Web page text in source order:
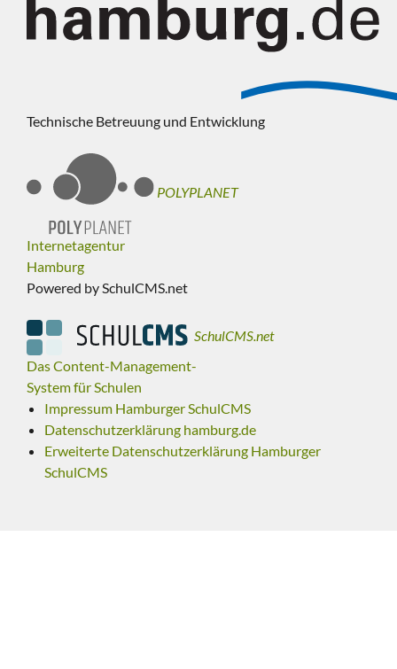
Technische Betreuung und Entwicklung
POLYPLANET
Internetagentur
Hamburg
Powered by SchulCMS.net
SchulCMS.net
Das Content-Management-
System für Schulen
Impressum Hamburger SchulCMS
Datenschutzerklärung hamburg.de
Erweiterte Datenschutzerklärung Hamburger
SchulCMS